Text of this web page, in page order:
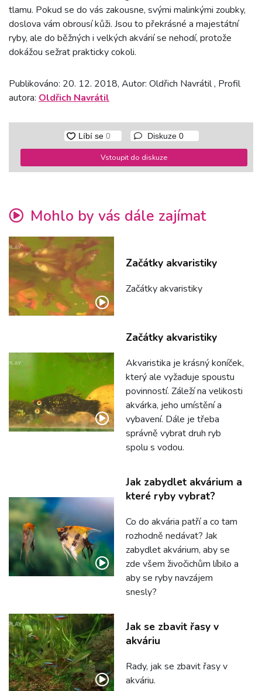
tlamu. Pokud se do vás zakousne, svými malinkými zoubky,
doslova vám obrousí kůži. Jsou to překrásné a majestátní
ryby, ale do běžných i velkých akvárií se nehodí, protože
dokážou sežrat prakticky cokoli.
Publikováno: 20. 12. 2018, Autor: Oldřich Navrátil , Profil
autora: Oldřich Navrátil
Diskuze 0
Vstoupit do diskuze
Mohlo by vás dále zajímat
Začátky akvaristiky
Začátky akvaristiky
Začátky akvaristiky
Akvaristika je krásný koníček,
který ale vyžaduje spoustu
povinností. Záleží na velikosti
akvárka, jeho umístění a
vybavení. Dále je třeba
správně vybrat druh ryb
spolu s vodou.
Jak zabydlet akvárium a
které ryby vybrat?
Co do akvária patří a co tam
rozhodně nedávat? Jak
zabydlet akvárium, aby se
zde všem živočichům líbilo a
aby se ryby navzájem
snesly?
Jak se zbavit řasy v
akváriu
Rady, jak se zbavit řasy v
akváriu.